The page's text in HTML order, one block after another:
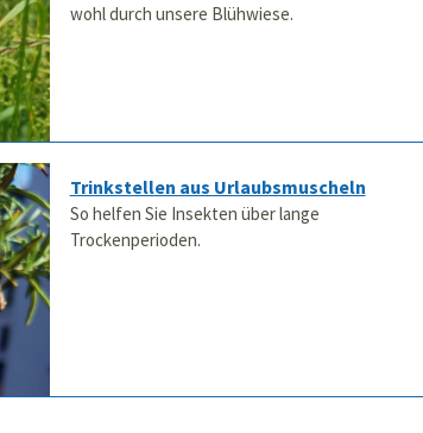
wohl durch unsere Blühwiese.
Trinkstellen aus Urlaubsmuscheln
So helfen Sie Insekten über lange
Trockenperioden.